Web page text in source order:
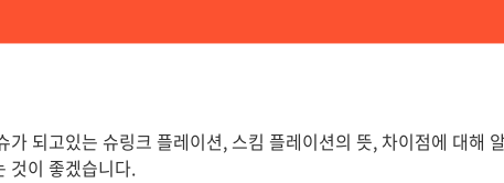
가 되고있는 슈링크 플레이션, 스킴 플레이션의 뜻, 차이점에 대해
것이 좋겠습니다.